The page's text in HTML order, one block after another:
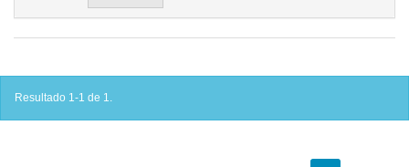
Resultado 1-1 de 1.